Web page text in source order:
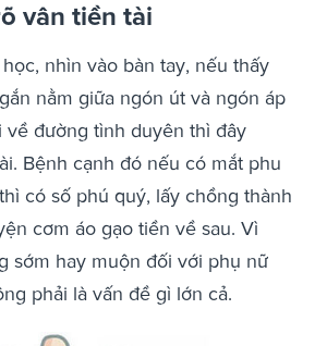
vân tiền tài
nhìn vào bàn tay, nếu thấy
nằm giữa ngón út và ngón áp
về đường tình duyên thì đây
Bệnh cạnh đó nếu có mắt phu
có số phú quý, lấy chồng thành
cơm áo gạo tiền về sau. Vì
sớm hay muộn đối với phụ nữ
phải là vấn đề gì lớn cả.